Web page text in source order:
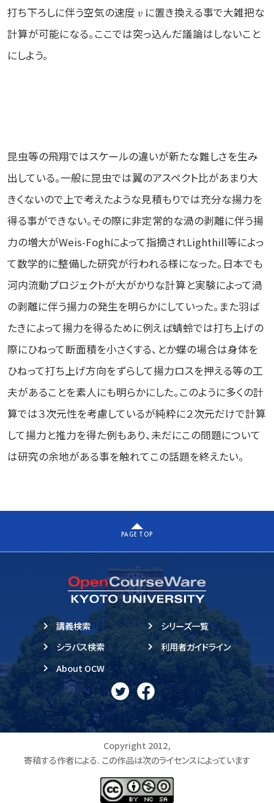
打ち下ろしに伴う空気の速度 v に置き換える事で大雑把な
計算が可能になる。ここでは突っ込んだ議論はしないこと
にしよう。
昆虫等の飛翔ではスケールの違いが新たな難しさを生み
出している。一般に昆虫では翼のアスペクト比があまり大
きくないので上で考えたような見積もりでは充分な揚力を
得る事ができない。その際に非定常的な渦の剥離に伴う揚
力の増大がWeis-Foghによって指摘されLighthill等によっ
て数学的に整備した研究が行われる様になった。日本でも
河内流動プロジェクトが大がかりな計算と実験によって渦
の剥離に伴う揚力の発生を明らかにしていった。また羽ば
たきによって揚力を得るために例えば蜻蛉では打ち上げの
際にひねって断面積を小さくする、とか蝶の場合は身体を
ひねって打ち上げ方向をずらして揚力ロスを押える等の工
夫があることを素人にも明らかにした。このように多くの計
算では３次元性を考慮しているが純粋に２次元だけで計算
して揚力と推力を得た例もあり、未だにこの問題について
は研究の余地がある事を触れてこの話題を終えたい。
PAGE TOP
講義検索
シラバス検索
About OCW
シリーズ一覧
利用者ガイドライン
Copyright 2012,
寄稿する作者による. この作品は次のライセンスによっています